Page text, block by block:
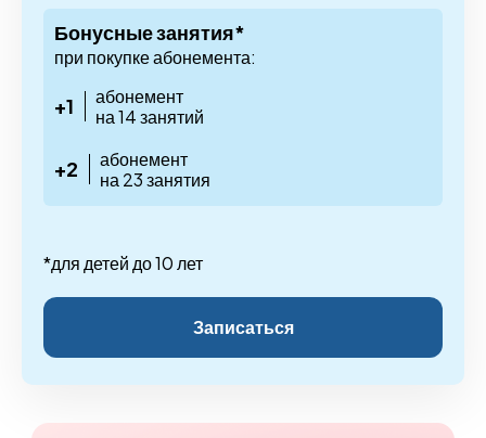
Бонусные занятия*
при покупке абонемента:
+1
абонемент
на 14 занятий
+2
абонемент
на 23 занятия
*для детей до 10 лет
Записаться